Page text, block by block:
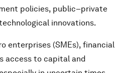
policies, public–private
innovations.
enterprises (SMEs), financial
access to capital and